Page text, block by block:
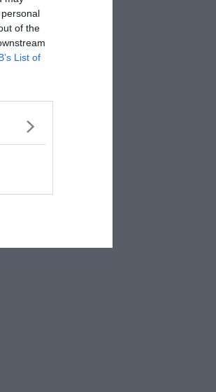
of the
List of